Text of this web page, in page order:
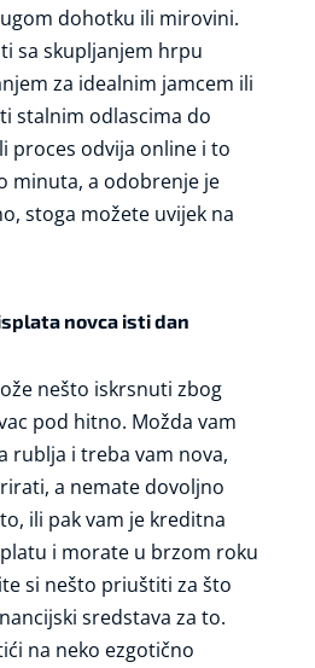
dohotku ili mirovini.
sa skupljanjem hrpu
za idealnim jamcem ili
stalnim odlascima do
proces odvija online i to
minuta, a odobrenje je
stoga možete uvijek na
novca isti dan
nešto iskrsnuti zbog
pod hitno. Možda vam
rublja i treba vam nova,
a nemate dovoljno
ili pak vam je kreditna
i morate u brzom roku
si nešto priuštiti za što
sredstava za to.
na neko ezgotično